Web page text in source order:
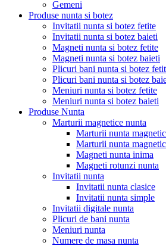
Gemeni
Produse nunta si botez
Invitatii nunta si botez fetite
Invitatii nunta si botez baieti
Magneti nunta si botez fetite
Magneti nunta si botez baieti
Plicuri bani nunta si botez
Plicuri bani nunta si botez
Meniuri nunta si botez fetite
Meniuri nunta si botez baieti
Produse Nunta
Marturii magnetice nunta
Marturii nunta
Marturii nunta
Magneti nunta inima
Magneti rotunzi nunta
Invitatii nunta
Invitatii nunta clasice
Invitatii nunta simple
Invitatii digitale nunta
Plicuri de bani nunta
Meniuri nunta
Numere de masa nunta